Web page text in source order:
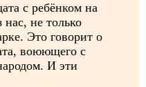
с ребёнком на
нас, не только
Это говорит о
воюющего с
И эти